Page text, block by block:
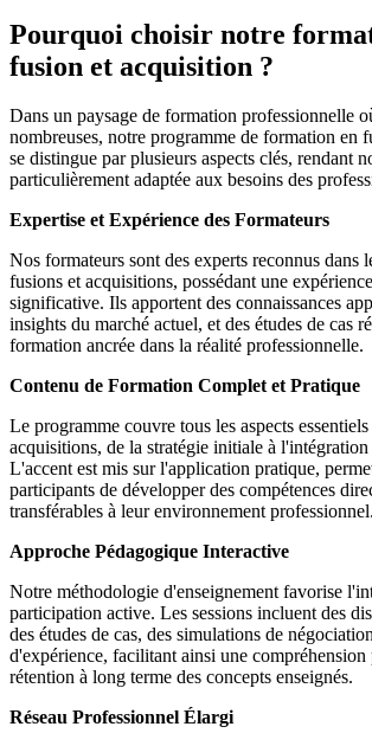
Pourquoi choisir notre
fusion et acquisition ?
Dans un paysage de formation professionnelle
nombreuses, notre programme de formation en
se distingue par plusieurs aspects clés, rendant
particulièrement adaptée aux besoins des
Expertise et Expérience des Formateurs
Nos formateurs sont des experts reconnus dans
fusions et acquisitions, possédant une
significative. Ils apportent des connaissances
insights du marché actuel, et des études de cas
formation ancrée dans la réalité professionnelle.
Contenu de Formation Complet et Pratique
Le programme couvre tous les aspects
acquisitions, de la stratégie initiale à
L'accent est mis sur l'application pratique,
participants de développer des compétences
transférables à leur environnement professionnel.
Approche Pédagogique Interactive
Notre méthodologie d'enseignement favorise
participation active. Les sessions incluent des
des études de cas, des simulations de
d'expérience, facilitant ainsi une compréhension
rétention à long terme des concepts enseignés.
Réseau Professionnel Élargi